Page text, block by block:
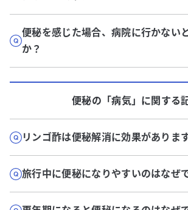
便秘を感じた場合、病院に行かない
か？
便秘の「病気」に関する
リンゴ酢は便秘解消に効果がありま
旅行中に便秘になりやすいのはなぜ